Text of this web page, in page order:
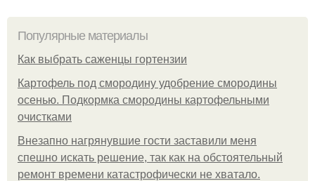
Популярные материалы
Как выбрать саженцы гортензии
Картофель под смородину удобрение смородины
осенью. Подкормка смородины картофельными
очистками
Внезапно нагрянувшие гости заставили меня
спешно искать решение, так как на обстоятельный
ремонт времени катастрофически не хватало.